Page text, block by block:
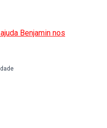
Benjamin nos